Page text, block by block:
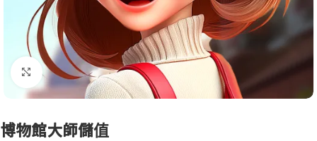
點擊放大
博物館大師儲值